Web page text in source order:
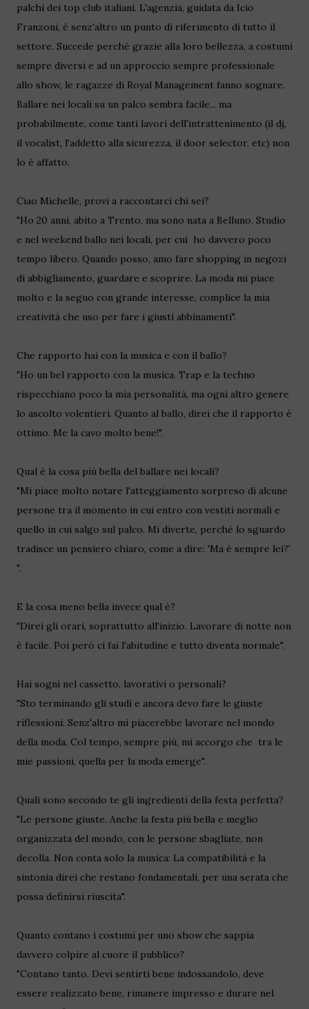
palchi dei top club italiani. L'agenzia, guidata da Icio
Franzoni, è senz'altro un punto di riferimento di tutto il
settore. Succede perché grazie alla loro bellezza, a costumi
sempre diversi e ad un approccio sempre professionale
allo show, le ragazze di Royal Management fanno sognare.
Ballare nei locali su un palco sembra facile... ma
probabilmente, come tanti lavori dell'intrattenimento (il dj,
il vocalist, l'addetto alla sicurezza, il door selector, etc) non
lo è affatto.
Ciao Michelle, provi a raccontarci chi sei?
"Ho 20 anni, abito a Trento, ma sono nata a Belluno. Studio
e nel weekend ballo nei locali, per cui ho davvero poco
tempo libero. Quando posso, amo fare shopping in negozi
di abbigliamento, guardare e scoprire. La moda mi piace
molto e la seguo con grande interesse, complice la mia
creatività che uso per fare i giusti abbinamenti".
Che rapporto hai con la musica e con il ballo?
"Ho un bel rapporto con la musica. Trap e la techno
rispecchiano poco la mia personalità, ma ogni altro genere
lo ascolto volentieri. Quanto al ballo, direi che il rapporto è
ottimo. Me la cavo molto bene!".
Qual è la cosa più bella del ballare nei locali?
"Mi piace molto notare l'atteggiamento sorpreso di alcune
persone tra il momento in cui entro con vestiti normali e
quello in cui salgo sul palco. Mi diverte, perché lo sguardo
tradisce un pensiero chiaro, come a dire: 'Ma è sempre lei?'
".
E la cosa meno bella invece qual è?
"Direi gli orari, soprattutto all'inizio. Lavorare di notte non
è facile. Poi però ci fai l'abitudine e tutto diventa normale".
Hai sogni nel cassetto, lavorativi o personali?
"Sto terminando gli studi e ancora devo fare le giuste
riflessioni. Senz'altro mi piacerebbe lavorare nel mondo
della moda. Col tempo, sempre più, mi accorgo che tra le
mie passioni, quella per la moda emerge".
Quali sono secondo te gli ingredienti della festa perfetta?
"Le persone giuste. Anche la festa più bella e meglio
organizzata del mondo, con le persone sbagliate, non
decolla. Non conta solo la musica: La compatibilità e la
sintonia direi che restano fondamentali, per una serata che
possa definirsi riuscita".
Quanto contano i costumi per uno show che sappia
davvero colpire al cuore il pubblico?
"Contano tanto. Devi sentirti bene indossandolo, deve
essere realizzato bene, rimanere impresso e durare nel